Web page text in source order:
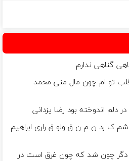
گناهی ندارم
تو ام چون مال منی محمد
دلم اندوخته بود رضا یزدانی
ک رد ن م ن ق ولو ق راری ابراهیم
دگر چون شد که چون غرق است در